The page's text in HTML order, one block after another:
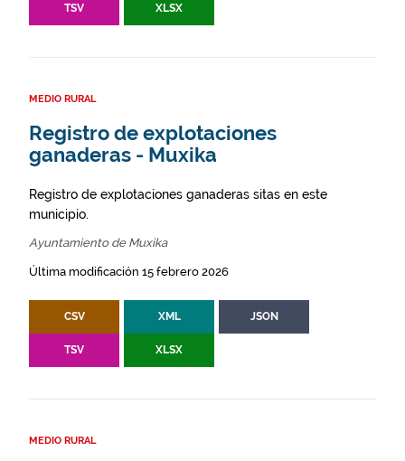
TSV XLSX
MEDIO RURAL
Registro de explotaciones
ganaderas - Muxika
Registro de explotaciones ganaderas sitas en este
municipio.
Ayuntamiento de Muxika
Última modificación 15 febrero 2026
CSV XML JSON
TSV XLSX
MEDIO RURAL